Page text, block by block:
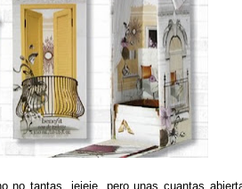
no tantas, jejeje, pero unas cuantas